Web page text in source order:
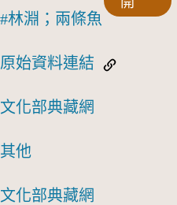
林淵；兩條魚
原始資料連結
文化部典藏網
其他
文化部典藏網